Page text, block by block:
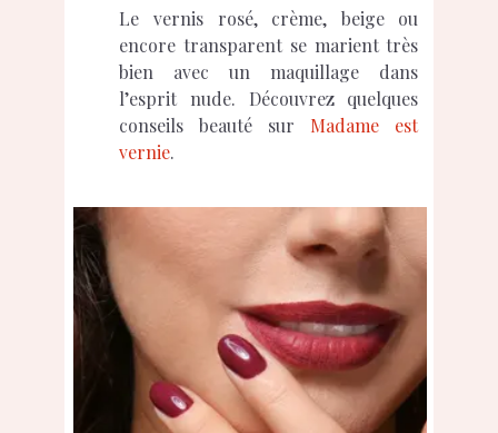
Le vernis rosé, crème, beige ou
encore transparent se marient très
bien avec un maquillage dans
l’esprit nude. Découvrez quelques
conseils beauté sur Madame est
vernie.